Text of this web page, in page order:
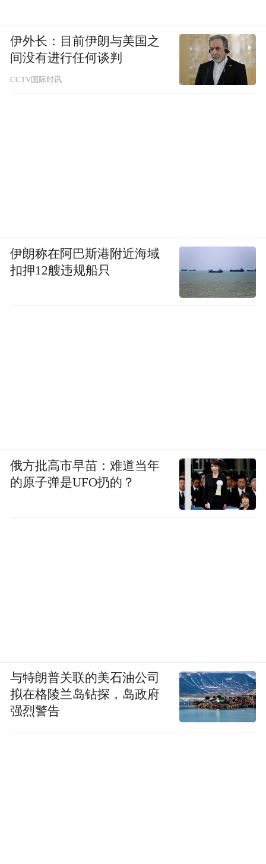
伊外长：目前伊朗与美国之
间没有进行任何谈判
CCTV国际时讯
伊朗称在阿巴斯港附近海域
扣押12艘违规船只
俄方批高市早苗：难道当年
的原子弹是UFO扔的？
与特朗普关联的美石油公司
拟在格陵兰岛钻探，岛政府
强烈警告